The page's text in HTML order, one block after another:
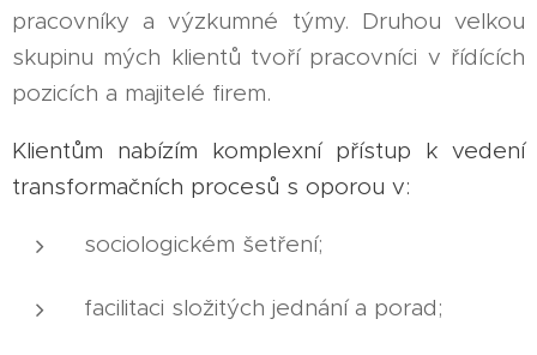
pracovníky a výzkumné týmy. Druhou velkou
skupinu mých klientů tvoří pracovníci v řídících
pozicích a majitelé firem.
Klientům nabízím komplexní přístup k vedení
transformačních procesů s oporou v:
sociologickém šetření;
facilitaci složitých jednání a porad;